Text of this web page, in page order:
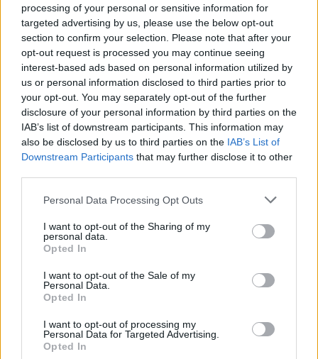
processing of your personal or sensitive information for
targeted advertising by us, please use the below opt-out
section to confirm your selection. Please note that after your
opt-out request is processed you may continue seeing
interest-based ads based on personal information utilized by
us or personal information disclosed to third parties prior to
your opt-out. You may separately opt-out of the further
disclosure of your personal information by third parties on the
IAB’s list of downstream participants. This information may
also be disclosed by us to third parties on the IAB’s List of
Downstream Participants that may further disclose it to other
Please note that this website/app uses one or more Google
not limited to your visit or usage behaviour. You may click to
grant or deny consent to Google and its third-party tags to
use your data for below specified purposes in below Google
consent section.
Personal Data Processing Opt Outs
I want to opt-out of the Sharing of my
personal data.
Opted In
I want to opt-out of the Sale of my
Personal Data.
Opted In
I want to opt-out of processing my
Personal Data for Targeted Advertising.
Opted In
Δείτε βίντεο: Ο Μαλούμα έφυγε από συνέντευξη όταν
τον ρώτησαν για τα ανθρώπινα δικαιώματα στο Κατάρ
Ο τραγουδιστής χαρακτήρισε τον δημοσιογράφο
αγενή και αποχώρησε από τη συνέντευξη
20.11.2022, 17:43